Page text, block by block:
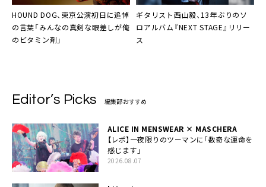
HOUND DOG、東京公演初日に追悼
の言葉「みんなの真剣な眼差しが俺
のビタミン剤」
ギタリスト西山毅、13年ぶりのソ
ロアルバム『NEXT STAGE』リリー
ス
Editor’s Picks 編集部おすすめ
ALICE IN MENSWEAR × MASCHERA
【レポ】一夜限りのツーマンに「数奇な運命を
感じます」
2026.08.07